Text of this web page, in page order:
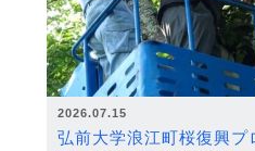
2026.07.15
弘前大学浪江町桜復興